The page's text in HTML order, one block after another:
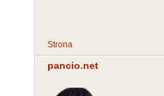
Strona
pancio.net